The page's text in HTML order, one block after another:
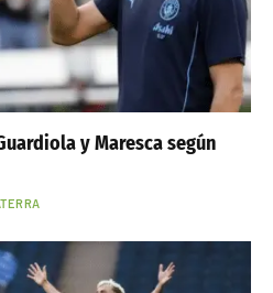
y Maresca según